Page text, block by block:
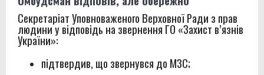
Секретаріат Уповноваженого Верховної Ради з прав
людини у відповідь на звернення ГО «Захист в’язнів
України»:
підтвердив, що звернувся до МЗС;